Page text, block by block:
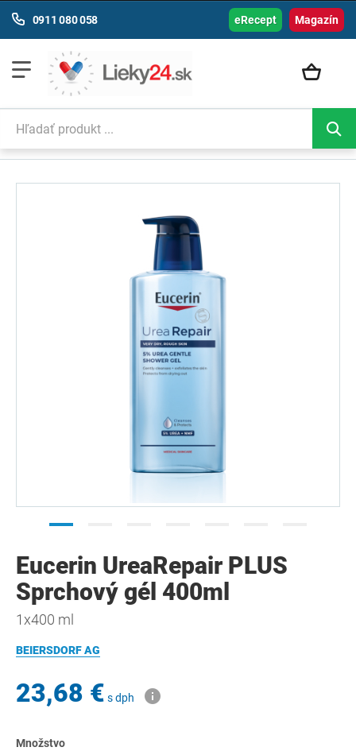
Magazín
0911 080 058 eRecept
Eucerin UreaRepair PLUS
Sprchový gél 400ml
1x400 ml
BEIERSDORF AG
23,68 € s dph
Množstvo